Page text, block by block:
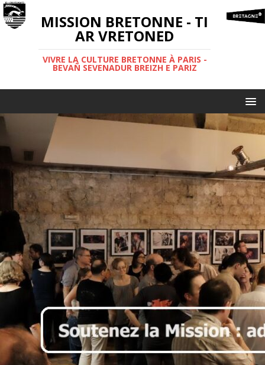
MISSION BRETONNE - TI
AR VRETONED
VIVRE LA CULTURE BRETONNE À PARIS -
BEVAÑ SEVENADUR BREIZH E PARIZ